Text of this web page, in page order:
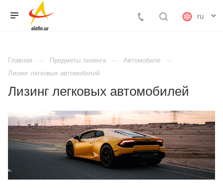
Главная Предметы лизинга
Автомобили
Лизинг легковых автомобилей
Лизинг легковых автомобилей